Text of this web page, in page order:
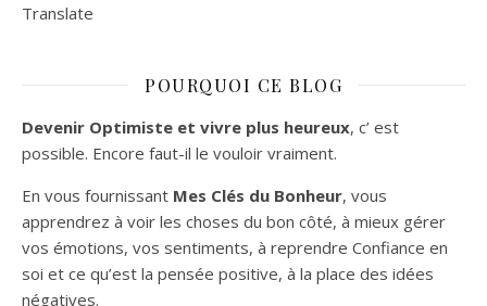
Translate
POURQUOI CE BLOG
Devenir Optimiste et vivre plus heureux, c’ est
possible. Encore faut-il le vouloir vraiment.
En vous fournissant Mes Clés du Bonheur, vous
apprendrez à voir les choses du bon côté, à mieux gérer
vos émotions, vos sentiments, à reprendre Confiance en
soi et ce qu’est la pensée positive, à la place des idées
négatives.